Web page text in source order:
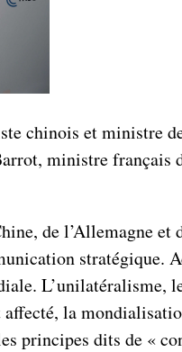
chinois et ministre
ministre français
de l’Allemagne et
stratégique.
L’unilatéralisme,
la
principes dits de «